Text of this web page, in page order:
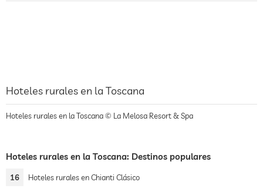
Hoteles rurales en la Toscana
Hoteles rurales en la Toscana © La Melosa Resort & Spa
Hoteles rurales en la Toscana: Destinos populares
16 Hoteles rurales en Chianti Clásico